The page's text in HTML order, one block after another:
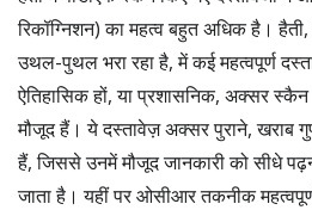
रिकॉग्निशन) का महत्व बहुत अधिक है।
उथल-पुथल भरा रहा है, में कई महत्वपूर्ण
ऐतिहासिक हों, या प्रशासनिक, अक्सर
मौजूद हैं। ये दस्तावेज़ अक्सर पुराने, खराब
हैं, जिससे उनमें मौजूद जानकारी को सीधे
जाता है। यहीं पर ओसीआर तकनीक